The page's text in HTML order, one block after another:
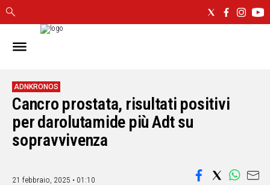
IN
CAGLIARI
SASSARI
NUORO
ORISTANO
SULCIS
OGLIASTRA
ADNKRONOS
Cancro prostata, risultati positivi
per darolutamide più Adt su
sopravvivenza
21 febbraio, 2025 • 01:10